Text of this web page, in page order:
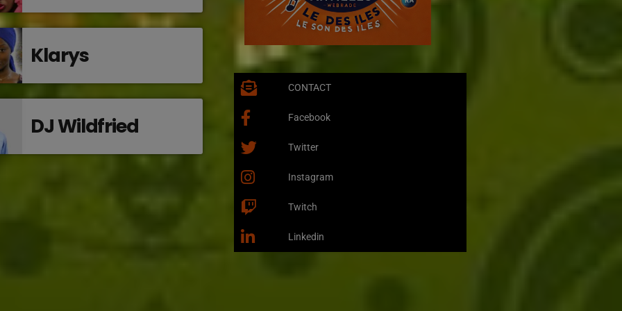
Klarys
DJ Wildfried
CONTACT
Facebook
Twitter
Instagram
Twitch
Linkedin